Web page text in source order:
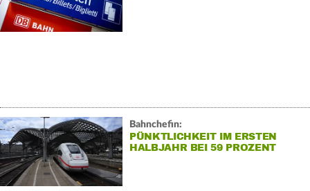
Bahnchefin:
PÜNKTLICHKEIT IM ERSTEN
HALBJAHR BEI 59 PROZENT